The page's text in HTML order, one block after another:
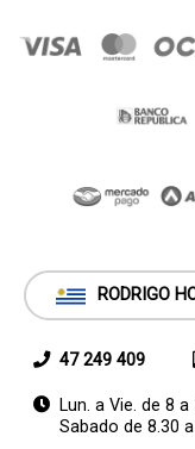
RODRIGO
47 249 409
Lun. a Vie. de 8
Sabado de 8.30